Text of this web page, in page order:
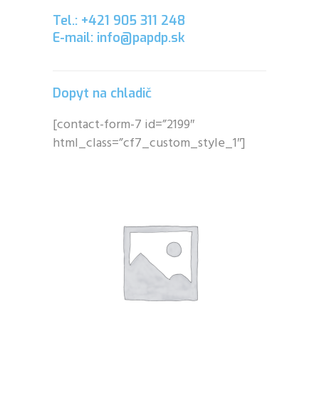
Tel.: +421 905 311 248
E-mail: info@papdp.sk
Dopyt na chladič
[contact-form-7 id=”2199″
html_class=”cf7_custom_style_1″]